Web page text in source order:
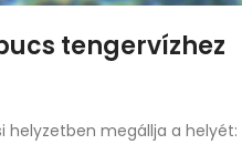
tengervízhez
helyzetben megállja a helyét: